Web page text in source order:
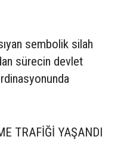
sembolik silah
sürecin devlet
TRAFİĞİ YAŞANDI